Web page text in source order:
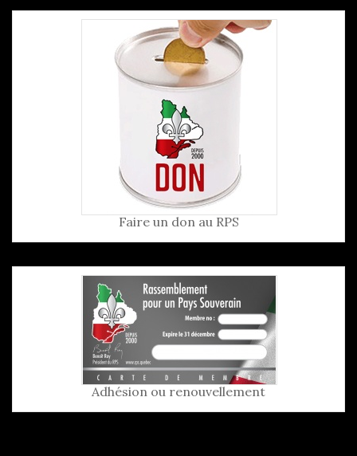
Faire un don au RPS
Adhésion ou renouvellement